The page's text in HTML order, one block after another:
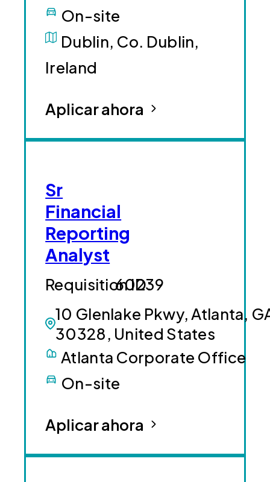
On-site
Dublin, Co. Dublin,
Ireland
Aplicar ahora
Sr
Financial
Reporting
Analyst
10 Glenlake Pkwy, Atlanta,
30328, United States
60239
Atlanta Corporate Office
On-site
Aplicar ahora